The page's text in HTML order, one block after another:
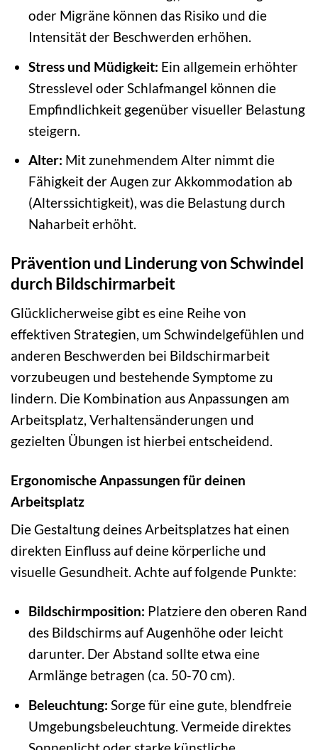
oder Migräne können das Risiko und die
Intensität der Beschwerden erhöhen.
Stress und Müdigkeit: Ein allgemein erhöhter
Stresslevel oder Schlafmangel können die
Empfindlichkeit gegenüber visueller Belastung
steigern.
Alter: Mit zunehmendem Alter nimmt die
Fähigkeit der Augen zur Akkommodation ab
(Alterssichtigkeit), was die Belastung durch
Naharbeit erhöht.
Prävention und Linderung von Schwindel
durch Bildschirmarbeit
Glücklicherweise gibt es eine Reihe von
effektiven Strategien, um Schwindelgefühlen und
anderen Beschwerden bei Bildschirmarbeit
vorzubeugen und bestehende Symptome zu
lindern. Die Kombination aus Anpassungen am
Arbeitsplatz, Verhaltensänderungen und
gezielten Übungen ist hierbei entscheidend.
Ergonomische Anpassungen für deinen
Arbeitsplatz
Die Gestaltung deines Arbeitsplatzes hat einen
direkten Einfluss auf deine körperliche und
visuelle Gesundheit. Achte auf folgende Punkte:
Bildschirmposition: Platziere den oberen Rand
des Bildschirms auf Augenhöhe oder leicht
darunter. Der Abstand sollte etwa eine
Armlänge betragen (ca. 50-70 cm).
Beleuchtung: Sorge für eine gute, blendfreie
Umgebungsbeleuchtung. Vermeide direktes